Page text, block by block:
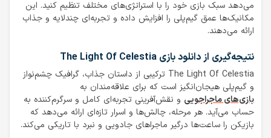
می‌دهد سبک بازی خود را با استراتژی‌های مختلف تنظیم کنید. این
مکانیک‌ها عمق گیم‌پلی را افزایش داده و تجربه‌ای چندلایه و جذاب
ارائه می‌دهند.
نتیجه‌گیری از دانلود بازی The Light Of Celestia
The Light Of Celestia ترکیبی از داستان جذاب، گرافیک چشم‌نواز
و گیم‌پلی هیجان‌انگیز است که برای علاقه‌مندان به
بازی‌های ماجراجویی و نقش‌آفرینی تجربه‌ای کامل و سرگرم‌کننده به
حساب می‌آید. هر مرحله، چالش‌ها و اسرار تازه‌ای ارائه می‌دهد که
بازیکن را ساعت‌ها درگیر ماجراهای جادویی و نبرد با تاریکی می‌کند.